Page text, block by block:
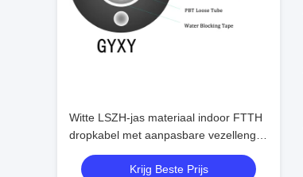
Witte LSZH-jas materiaal indoor FTTH
dropkabel met aanpasbare vezellengte
en single-mode vezeltype
Krijg Beste Prijs